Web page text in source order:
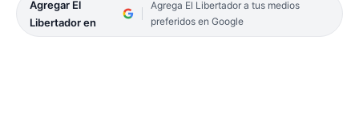
Agregar El
Libertador en
Agrega El Libertador a tus medios
preferidos en Google